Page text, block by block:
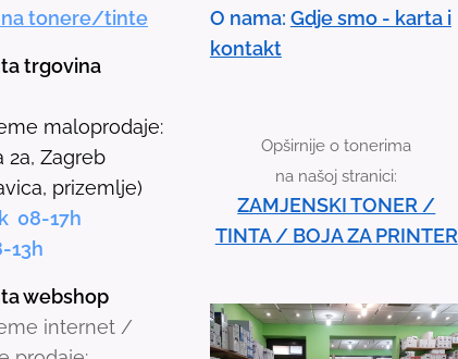
w
w
s
o
s
na tonere/tinte
trgovina
maloprodaje:
2a, Zagreb
prizemlje)
08-17h
13h
webshop
internet /
O nama: Gdje smo - karta i
kontakt
Opširnije o tonerima
na našoj stranici:
ZAMJENSKI TONER /
TINTA / BOJA ZA PRINTER